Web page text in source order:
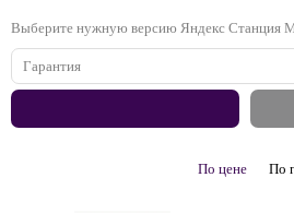
О
магазине
Яндекс станции
Приставки
Android
Выберите нужную версию Яндекс Станция
Гарантия
По цене По